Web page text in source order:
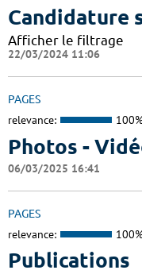
Candidature
Afficher le filtrage
22/03/2024 11:06
PAGES
relevance:
Photos -
06/03/2025 16:41
PAGES
relevance:
Publications